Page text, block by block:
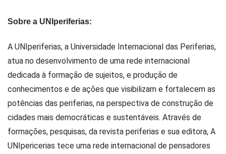
Sobre a UNIperiferias:
A UNIperiferias, a Universidade Internacional das Periferias,
atua no desenvolvimento de uma rede internacional
dedicada à formação de sujeitos, e produção de
conhecimentos e de ações que visibilizam e fortalecem as
potências das periferias, na perspectiva de construção de
cidades mais democráticas e sustentáveis. Através de
formações, pesquisas, da revista periferias e sua editora, A
UNIpericerias tece uma rede internacional de pensadores